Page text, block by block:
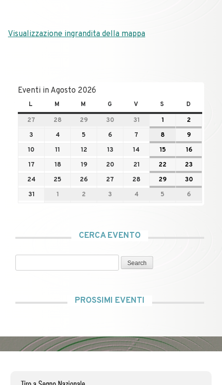
Visualizzazione ingrandita della mappa
Eventi in Agosto 2026
L M M G V S
D
27
28 29 30 31 1
2
3
4 5 6 7 8
9
10
11 12 13 14 15
16
17
18 19 20 21 22
23
24
25 26 27 28 29
30
31
1 2 3 4 5 6
CERCA EVENTO
Search
PROSSIMI EVENTI